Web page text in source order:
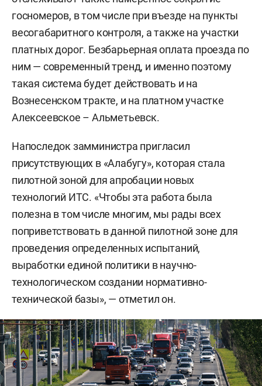
госномеров, в том числе при въезде на пункты
весогабаритного контроля, а также на участки
платных дорог. Безбарьерная оплата проезда по
ним — современный тренд, и именно поэтому
такая система будет действовать и на
Вознесенском тракте, и на платном участке
Алексеевское – Альметьевск.
Напоследок замминистра пригласил
присутствующих в «Алабугу», которая стала
пилотной зоной для апробации новых
технологий ИТС. «Чтобы эта работа была
полезна в том числе многим, мы рады всех
поприветствовать в данной пилотной зоне для
проведения определенных испытаний,
выработки единой политики в научно-
технологическом создании нормативно-
технической базы», — отметил он.